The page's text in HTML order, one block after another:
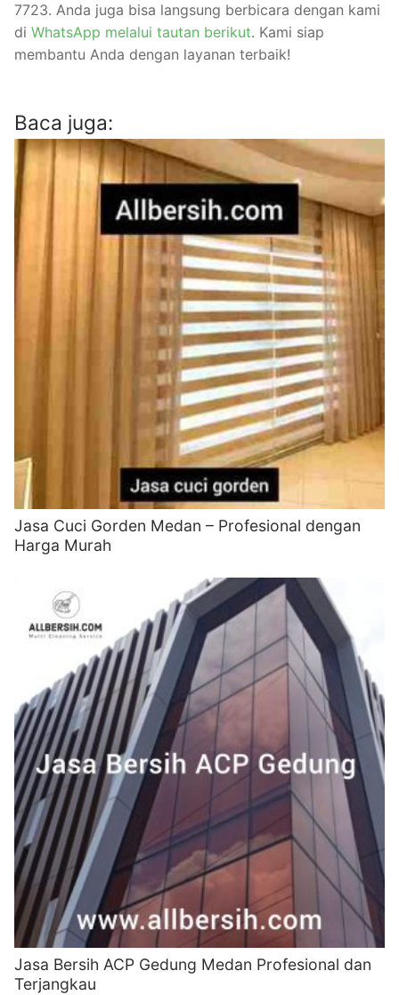
7723. Anda juga bisa langsung berbicara dengan kami
di WhatsApp melalui tautan berikut. Kami siap
membantu Anda dengan layanan terbaik!
Baca juga:
Jasa Cuci Gorden Medan – Profesional dengan
Harga Murah
Jasa Bersih ACP Gedung Medan Profesional dan
Terjangkau